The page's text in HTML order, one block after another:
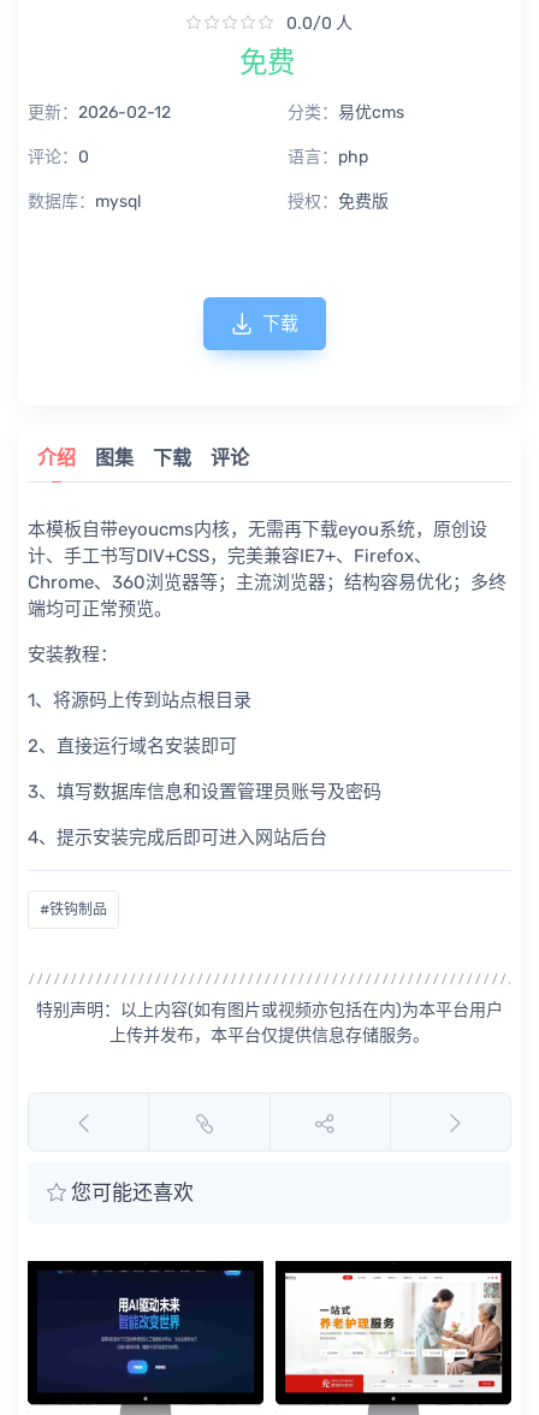
0.0/0 人
免费
更新： 2026-02-12 分类： 易优cms
评论： 0 语言： php
数据库： mysql 授权： 免费版
下载
介绍 图集 下载 评论
本模板自带eyoucms内核，无需再下载eyou系统，原创设
计、手工书写DIV+CSS，完美兼容IE7+、Firefox、
Chrome、360浏览器等；主流浏览器；结构容易优化；多终
端均可正常预览。
安装教程：
1、将源码上传到站点根目录
2、直接运行域名安装即可
3、填写数据库信息和设置管理员账号及密码
4、提示安装完成后即可进入网站后台
#铁钩制品
特别声明：以上内容(如有图片或视频亦包括在内)为本平台用户
上传并发布，本平台仅提供信息存储服务。
您可能还喜欢